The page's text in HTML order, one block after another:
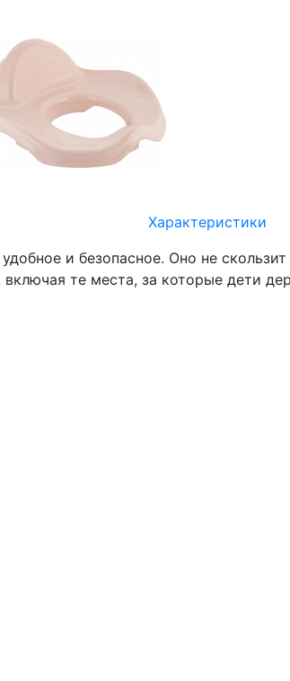
Характеристики
и безопасное. Оно не
те места, за которые дети